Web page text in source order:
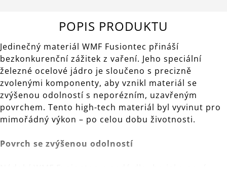
POPIS PRODUKTU
Jedinečný materiál WMF Fusiontec přináší
bezkonkurenční zážitek z vaření. Jeho speciální
železné ocelové jádro je sloučeno s precizně
zvolenými komponenty, aby vznikl materiál se
zvýšenou odolností s neporézním, uzavřeným
povrchem. Tento high-tech materiál byl vyvinut pro
mimořádný výkon – po celou dobu životnosti.
Povrch se zvýšenou odolností